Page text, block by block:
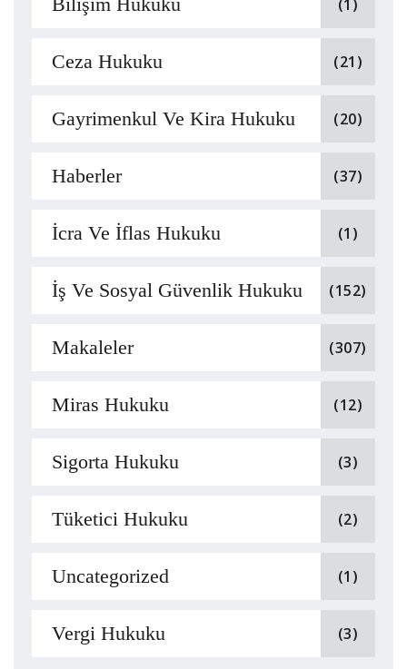
(1)
Ceza Hukuku (21)
Gayrimenkul Ve Kira Hukuku (20)
Haberler (37)
İcra Ve İflas Hukuku (1)
İş Ve Sosyal Güvenlik Hukuku (152)
Makaleler (307)
Miras Hukuku (12)
Sigorta Hukuku (3)
Tüketici Hukuku (2)
Uncategorized (1)
Vergi Hukuku (3)